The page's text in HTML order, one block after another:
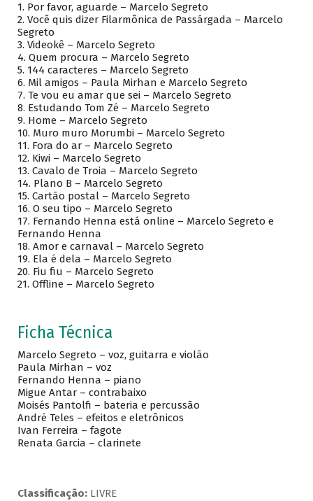
1. Por favor, aguarde – Marcelo Segreto
2. Você quis dizer Filarmônica de Passárgada – Marcelo
Segreto
3. Videokê – Marcelo Segreto
4. Quem procura – Marcelo Segreto
5. 144 caracteres – Marcelo Segreto
6. Mil amigos – Paula Mirhan e Marcelo Segreto
7. Te vou eu amar que sei – Marcelo Segreto
8. Estudando Tom Zé – Marcelo Segreto
9. Home – Marcelo Segreto
10. Muro muro Morumbi – Marcelo Segreto
11. Fora do ar – Marcelo Segreto
12. Kiwi – Marcelo Segreto
13. Cavalo de Troia – Marcelo Segreto
14. Plano B – Marcelo Segreto
15. Cartão postal – Marcelo Segreto
16. O seu tipo – Marcelo Segreto
17. Fernando Henna está online – Marcelo Segreto e
Fernando Henna
18. Amor e carnaval – Marcelo Segreto
19. Ela é dela – Marcelo Segreto
20. Fiu fiu – Marcelo Segreto
21. Offline – Marcelo Segreto
Ficha Técnica
Marcelo Segreto – voz, guitarra e violão
Paula Mirhan – voz
Fernando Henna – piano
Migue Antar – contrabaixo
Moisés Pantolfi – bateria e percussão
André Teles – efeitos e eletrônicos
Ivan Ferreira – fagote
Renata Garcia – clarinete
Classificação: LIVRE